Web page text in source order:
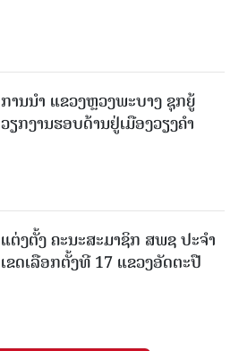
ການນຳ ແຂວງຫຼວງພະບາງ ຊຸກຍູ້
ວຽກງານຮອບດ້ານຢູ່ເມືອງວຽງຄໍາ
ແຕ່ງຕັ້ງ ຄະນະສະມາຊິກ ສພຊ ປະຈຳ
ເຂດເລືອກຕັ້ງທີ 17 ແຂວງອັດຕະປື